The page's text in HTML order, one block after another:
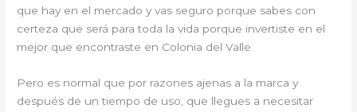
que hay en el mercado y vas seguro porque sabes con
certeza que será para toda la vida porque invertiste en el
mejor que encontraste en Colonia del Valle
Pero es normal que por razones ajenas a la marca y
después de un tiempo de uso, que llegues a necesitar